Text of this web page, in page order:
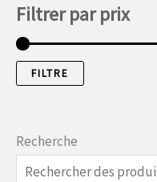
Filtrer par prix
FILTRE
Recherche